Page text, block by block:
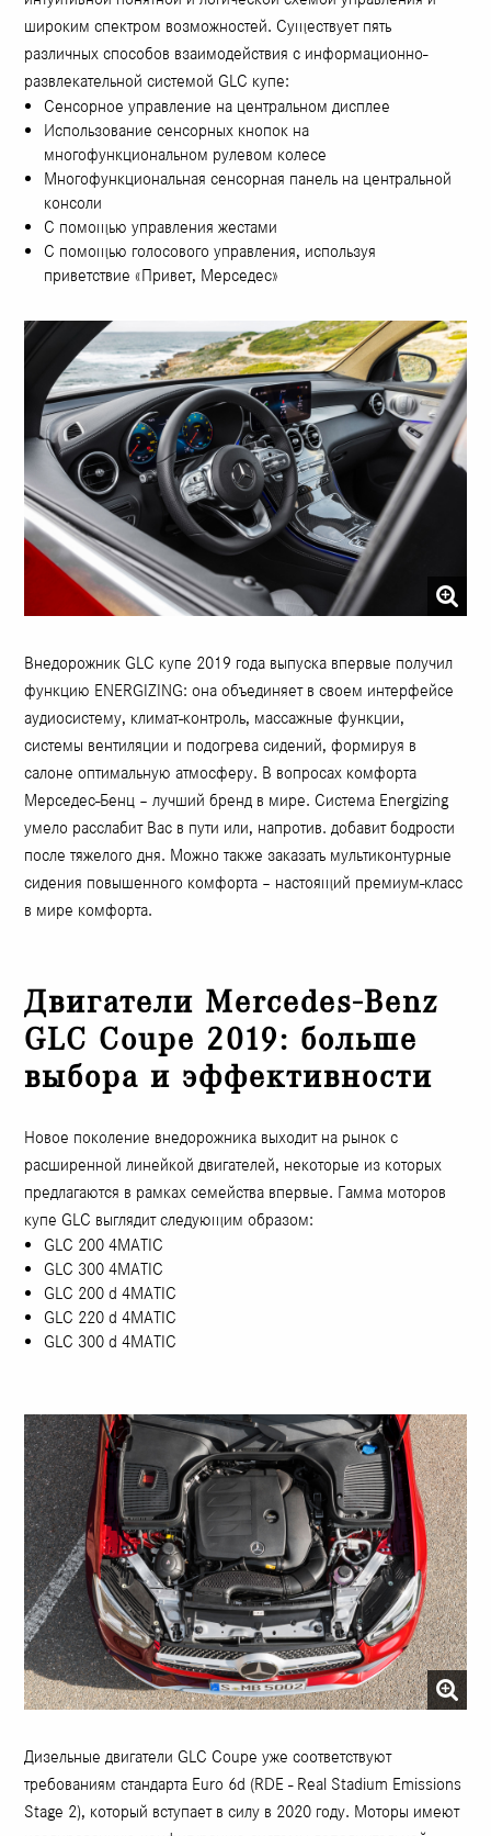
широким спектром возможностей. Существует пять
различных способов взаимодействия с информационно-
развлекательной системой GLC купе:
Сенсорное управление на центральном дисплее
Использование сенсорных кнопок на
многофункциональном рулевом колесе
Многофункциональная сенсорная панель на центральной
консоли
С помощью управления жестами
С помощью голосового управления, используя
приветствие «Привет, Мерседес»
Внедорожник GLС купе 2019 года выпуска впервые получил
функцию ENERGIZING: она объединяет в своем интерфейсе
аудиосистему, климат-контроль, массажные функции,
системы вентиляции и подогрева сидений, формируя в
салоне оптимальную атмосферу. В вопросах комфорта
Мерседес-Бенц – лучший бренд в мире. Система Energizing
умело расслабит Вас в пути или, напротив. добавит бодрости
после тяжелого дня. Можно также заказать мультиконтурные
сидения повышенного комфорта – настоящий премиум-класс
в мире комфорта.
Двигатели Mercedes-Benz
GLC Coupe 2019: больше
выбора и эффективности
Новое поколение внедорожника выходит на рынок с
расширенной линейкой двигателей, некоторые из которых
предлагаются в рамках семейства впервые. Гамма моторов
купе GLC выглядит следующим образом:
GLC 200 4MATIC
GLC 300 4MATIC
GLC 200 d 4MATIC
GLC 220 d 4MATIC
GLC 300 d 4MATIC
Дизельные двигатели GLC Coupe уже соответствуют
требованиям стандарта Euro 6d (RDE - Real Stadium Emissions
Stage 2), который вступает в силу в 2020 году. Моторы имеют